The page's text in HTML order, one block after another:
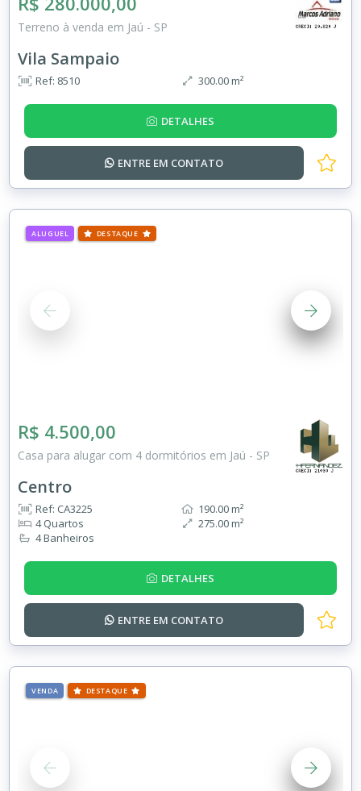
Terreno à venda em Jaú - SP
Vila Sampaio
Ref: 8510 300.00 m²
DETALHES
ENTRE EM CONTATO
ALUGUEL DESTAQUE
R$ 4.500,00
Casa para alugar com 4 dormitórios em Jaú - SP
Centro
Ref: CA3225
4 Quartos
4 Banheiros
190.00 m²
275.00 m²
DETALHES
ENTRE EM CONTATO
VENDA DESTAQUE